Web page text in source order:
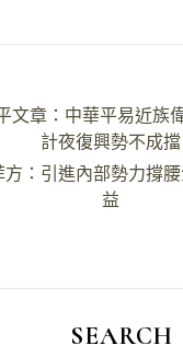
文章：中華平易近族
計夜復興勢不成擋
：引進內部勢力撐
益
SEARCH